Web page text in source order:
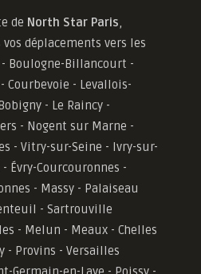
de North Star Paris,
déplacements vers les
Boulogne-Billancourt -
Courbevoie - Levallois-
- Le Raincy -
- Nogent sur Marne -
- Vitry-sur-Seine - Ivry-sur-
Évry-Courcouronnes -
- Massy - Palaiseau
- Sartrouville
- Melun - Meaux - Chelles
- Provins - Versailles